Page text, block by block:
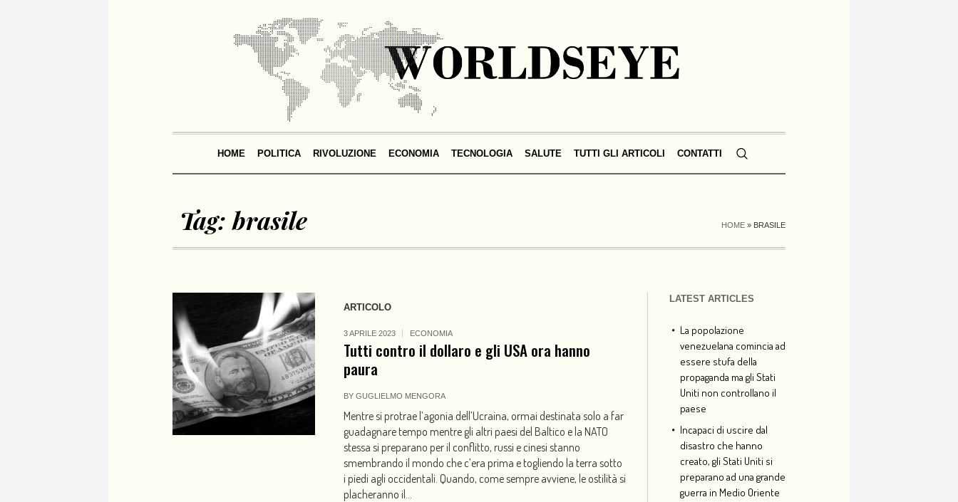
HOME POLITICA RIVOLUZIONE ECONOMIA TECNOLOGIA SALUTE TUTTI GLI ARTICOLI CONTATTI
Tag:brasile HOME » BRASILE
ARTICOLO
3 APRILE 2023 ECONOMIA
Tutti contro il dollaro e gli USA ora hanno
paura
BY GUGLIELMO MENGORA
Mentre si protrae l’agonia dell’Ucraina, ormai destinata solo a far
guadagnare tempo mentre gli altri paesi del Baltico e la NATO
stessa si preparano per il conflitto, russi e cinesi stanno
smembrando il mondo che c’era prima e togliendo la terra sotto
i piedi agli occidentali. Quando, come sempre avviene, le ostilità si
placheranno il...
LATEST ARTICLES
La popolazione
venezuelana comincia ad
essere stufa della
propaganda ma gli Stati
Uniti non controllano il
paese
Incapaci di uscire dal
disastro che hanno
creato, gli Stati Uniti si
preparano ad una grande
guerra in Medio Oriente